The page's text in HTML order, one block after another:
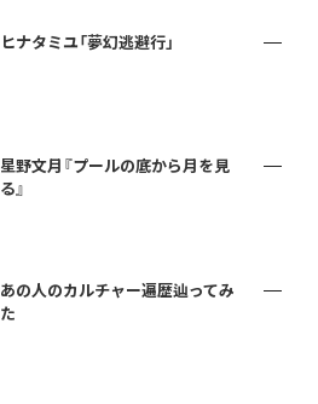
ヒナタミユ「夢幻逃避行」
星野文月『プールの底から月を見
る』
あの人のカルチャー遍歴辿ってみ
た